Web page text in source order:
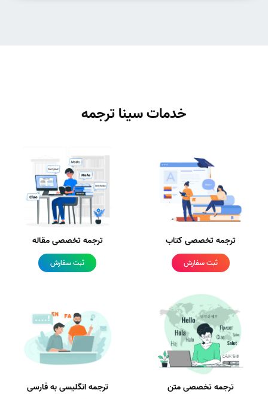
خدمات سینا ترجمه
ترجمه تخصصی کتاب
ثبت سفارش
ترجمه تخصصی مقاله
ثبت سفارش
ترجمه تخصصی متن ترجمه انگلیسی به فارسی